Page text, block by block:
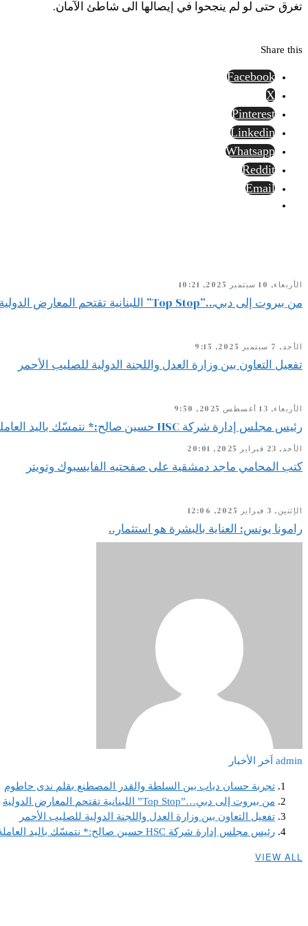
تغرق حتى لو لم ينجحوا في إيصالها الى شاطئ الآمان.
Share this
Facebook
X
Pinterest
Linkedin
Whatsapp
Reddit
Email
الأربعاء, 10 سبتمبر 2025, 10:21
من بيروت إلى دبي…”Top Stop” اللبنانية تقتحم المعارض الدولية
الأحد, 7 سبتمبر 2025, 9:15
تفعيل التعاون بين وزارة العدل واللجنة الدولية للصليب الأحمر
الأربعاء, 13 أغسطس 2025, 9:50
رئيس مجلس إدارة شركة HSC حسين صالح:* نتمسّك باليد العاملة اللبنانية ونصر على استقطابها لأنها ضمانة استمرارنا ونجاحنا كخلية نحل لا تهدأ
الأحد, 23 فبراير 2025, 20:01
كتب المحامي ماجد دمشقية على صفحتيه الفايسبوك وتويتر
الإثنين, 3 فبراير 2025, 12:06
رامونا يونس: العناية بالبشرة هو استثمار..
admin اَخر الأخبار
تجربة حسان دياب بين السلطة والقدر المصطنع بقلم ندى حاطوم
من بيروت إلى دبي…”Top Stop” اللبنانية تقتحم المعارض الدولية
تفعيل التعاون بين وزارة العدل واللجنة الدولية للصليب الأحمر
رئيس مجلس إدارة شركة HSC حسين صالح:* نتمسّك باليد العاملة اللبنانية ونصر على استقطابها لأنها ضمانة استمرارنا ونجاحنا كخلية نحل لا تهدأ
VIEW ALL